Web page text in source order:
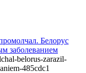
Белорус
заболеванием
belorus-zarazil-
485cdc1